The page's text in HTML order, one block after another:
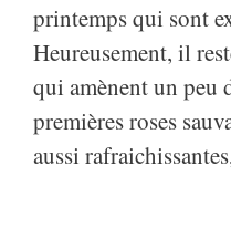
printemps qui sont
Heureusement, il
qui amènent un peu
premières roses
aussi